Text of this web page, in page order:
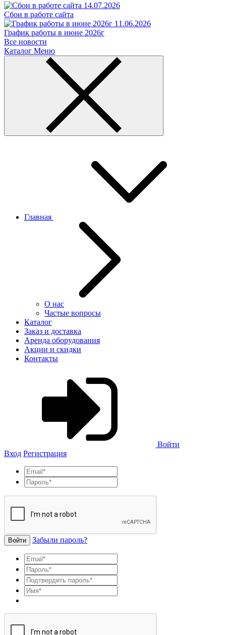
14.07.2026
Сбои в работе сайта
11.06.2026
График работы в июне 2026г
Все новости
Каталог Меню
Главная
О нас
Частые вопросы
Каталог
Заказ и доставка
Аренда оборудования
Акции и скидки
Контакты
Войти
Вход Регистрация
Войти Забыли пароль?